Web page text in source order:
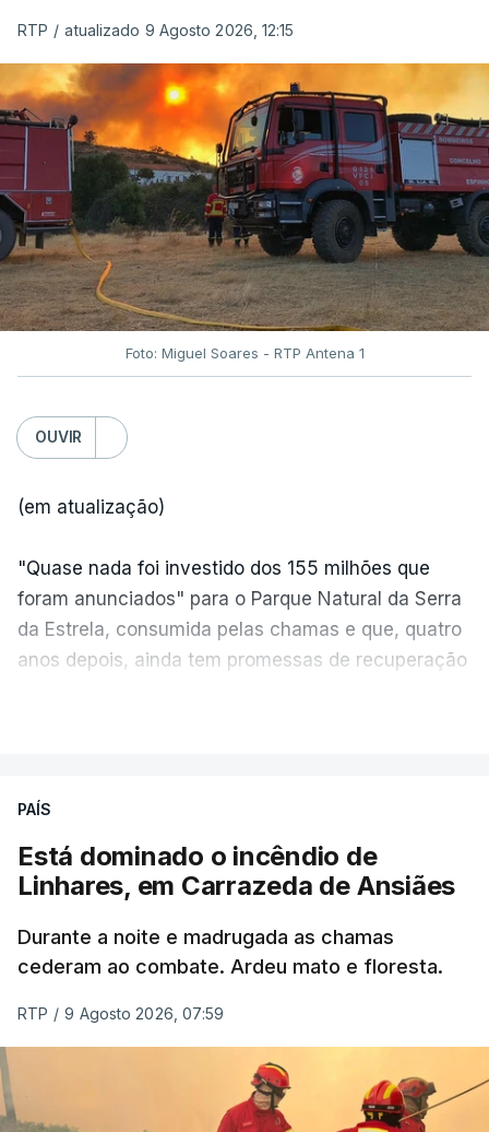
RTP / atualizado 9 Agosto 2026, 12:15
Foto: Miguel Soares - RTP Antena 1
OUVIR
(em atualização)
"Quase nada foi investido dos 155 milhões que
foram anunciados" para o Parque Natural da Serra
da Estrela, consumida pelas chamas e que, quatro
anos depois, ainda tem promessas de recuperação
ESTE CONTEÚDO ESTÁ NESTE
PAÍS
Está dominado o incêndio de
Linhares, em Carrazeda de Ansiães
Durante a noite e madrugada as chamas
cederam ao combate. Ardeu mato e floresta.
RTP / 9 Agosto 2026, 07:59